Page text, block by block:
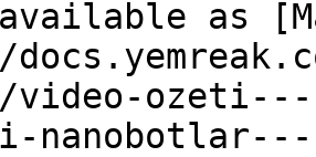
as
video-
nanobotlar---